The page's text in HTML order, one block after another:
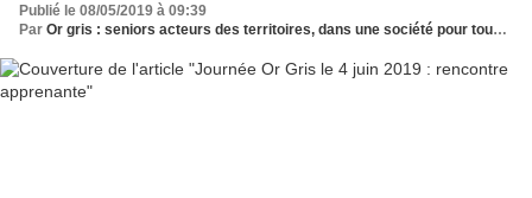
Publié le 08/05/2019 à 09:39
Par Or gris : seniors acteurs des territoires, dans une société pour tous les âges